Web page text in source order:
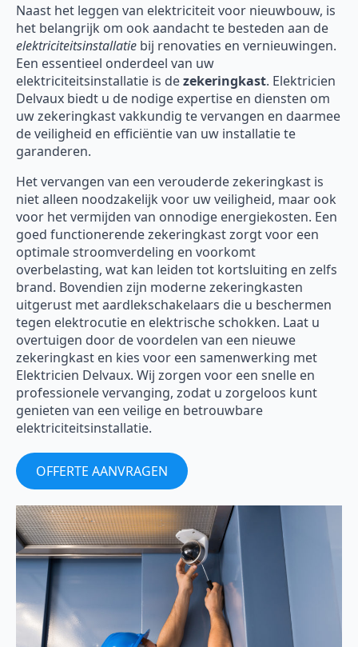
Naast het leggen van elektriciteit voor nieuwbouw, is
het belangrijk om ook aandacht te besteden aan de
elektriciteitsinstallatie bij renovaties en vernieuwingen.
Een essentieel onderdeel van uw
elektriciteitsinstallatie is dezekeringkast. Elektricien
Delvaux biedt u de nodige expertise en diensten om
uw zekeringkast vakkundig te vervangen en daarmee
de veiligheid en efficiëntie van uw installatie te
garanderen.
Het vervangen van een verouderde zekeringkast is
niet alleen noodzakelijk voor uw veiligheid, maar ook
voor het vermijden van onnodige energiekosten. Een
goed functionerende zekeringkast zorgt voor een
optimale stroomverdeling en voorkomt
overbelasting, wat kan leiden tot kortsluiting en zelfs
brand. Bovendien zijn moderne zekeringkasten
uitgerust met aardlekschakelaars die u beschermen
tegen elektrocutie en elektrische schokken. Laat u
overtuigen door de voordelen van een nieuwe
zekeringkast en kies voor een samenwerking met
Elektricien Delvaux. Wij zorgen voor een snelle en
professionele vervanging, zodat u zorgeloos kunt
genieten van een veilige en betrouwbare
elektriciteitsinstallatie.
OFFERTE AANVRAGEN